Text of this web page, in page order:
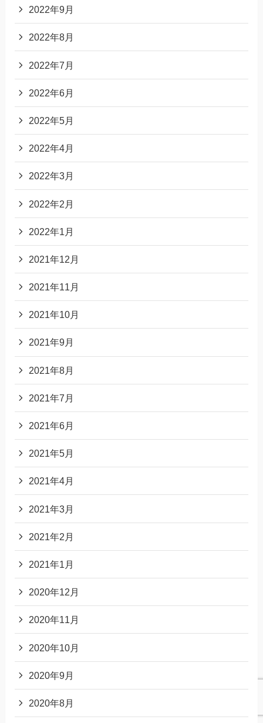
2022年9月
2022年8月
2022年7月
2022年6月
2022年5月
2022年4月
2022年3月
2022年2月
2022年1月
2021年12月
2021年11月
2021年10月
2021年9月
2021年8月
2021年7月
2021年6月
2021年5月
2021年4月
2021年3月
2021年2月
2021年1月
2020年12月
2020年11月
2020年10月
2020年9月
2020年8月